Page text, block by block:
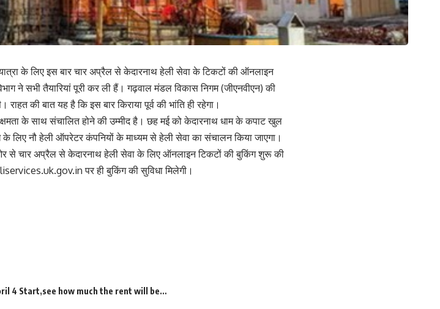
के लिए इस बार चार अप्रैल से केदारनाथ हेली सेवा के टिकटों की ऑनलाइन
ने सभी तैयारियां पूरी कर ली हैं। गढ़वाल मंडल विकास निगम (जीएनवीएन) की
की बात यह है कि इस बार किराया पूर्व की भांति ही रहेगा।
के साथ संचालित होने की उम्मीद है। छह मई को केदारनाथ धाम के कपाट खुल
लिए नौ हेली ऑपरेटर कंपनियों के माध्यम से हेली सेवा का संचालन किया जाएगा।
से चार अप्रैल से केदारनाथ हेली सेवा के लिए ऑनलाइन टिकटों की बुकिंग शुरू की
पर ही बुकिंग की सुविधा मिलेगी।
4 Start see how much the rent will be…